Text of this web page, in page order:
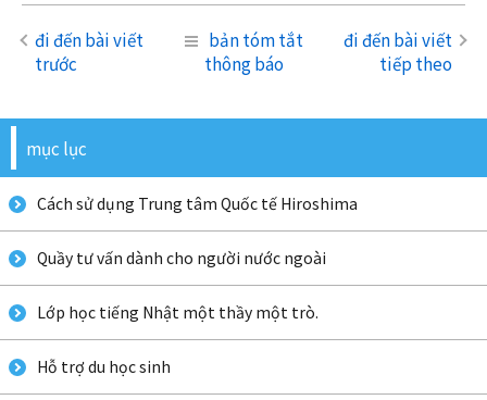
đi đến bài viết
trước
bản tóm tắt
thông báo
đi đến bài viết
tiếp theo
mục lục
Cách sử dụng Trung tâm Quốc tế Hiroshima
Quầy tư vấn dành cho người nước ngoài
Lớp học tiếng Nhật một thầy một trò.
Hỗ trợ du học sinh